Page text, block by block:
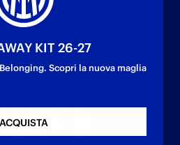
A
KIT 26-27
Scopri la nuova maglia
ACQUISTA